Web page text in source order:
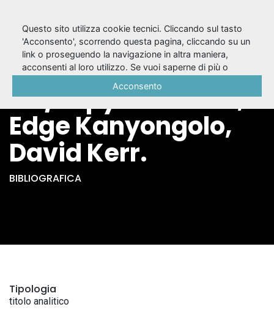
Quando spuntano le
ali / Vipya Harawa,
Edge Kanyongolo,
David Kerr.
BIBLIOGRAFICA
Tipologia
titolo analitico
Questo sito utilizza cookie tecnici. Cliccando sul tasto
'Acconsento', scorrendo questa pagina, cliccando su un
link o proseguendo la navigazione in altra maniera,
acconsenti al loro utilizzo. Se vuoi saperne di più o
Acconsento